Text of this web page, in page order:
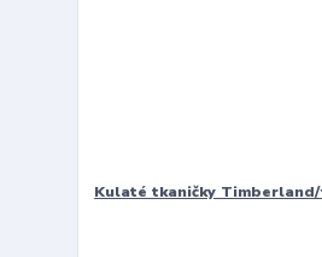
Kulaté tkaničky